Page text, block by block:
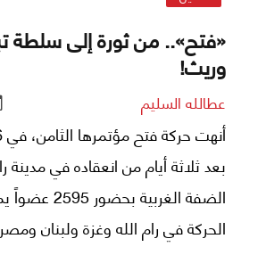
«فتح».. من ثورة إلى
وريث!
عطالله السليم
بعد ثلاثة أيام من انعقاده في مدينة
الضفة
الحركة في رام الله وغزة ولبنان